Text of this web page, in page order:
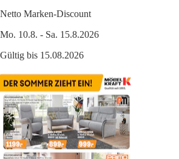
Netto Marken-Discount
Mo. 10.8. - Sa. 15.8.2026
Gültig bis 15.08.2026